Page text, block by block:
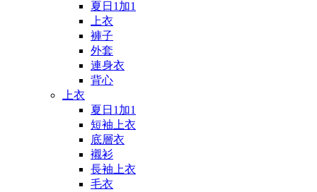
夏日1加1
上衣
褲子
外套
連身衣
背心
上衣
夏日1加1
短袖上衣
底層衣
襯衫
長袖上衣
毛衣